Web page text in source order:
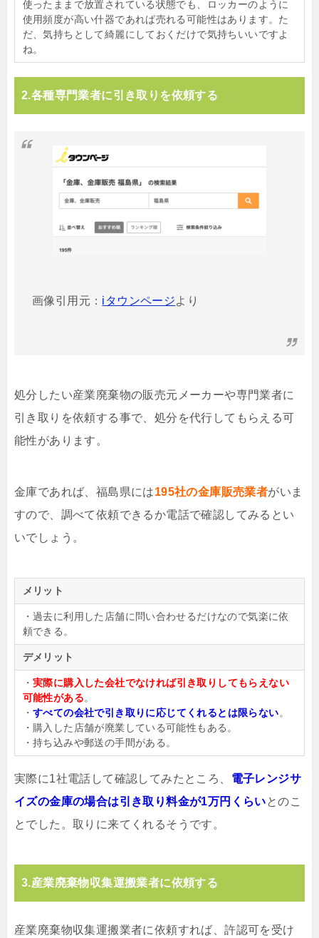
使ったままで放置されている状態でも、ロッカーのように
使用頻度が高い什器であれば売れる可能性はあります。た
だ、気持ちとして綺麗にしておくだけで気持ちいいですよ
ね。
2.各種専門業者に引き取りを依頼する
画像引用元： iタウンページより
処分したい産業廃棄物の販売元メーカーや専門業者に
引き取りを依頼する事で、処分を代行してもらえる可
能性があります。
金庫であれば、福島県には195社の金庫販売業者がいま
すので、調べて依頼できるか電話で確認してみるとい
いでしょう。
メリット
・過去に利用した店舗に問い合わせるだけなので気楽に依
頼できる。
デメリット
・ 実際に購入した会社でなければ引き取りしてもらえない
可能性がある。
・ すべての会社で引き取りに応じてくれるとは限らない。
・購入した店舗が廃業している可能性もある。
・持ち込みや郵送の手間がある。
実際に1社電話して確認してみたところ、 電子レンジサ
イズの金庫の場合は引き取り料金が1万円くらいとのこ
とでした。取りに来てくれるそうです。
3.産業廃棄物収集運搬業者に依頼する
産業廃棄物収集運搬業者に依頼すれば、許認可を受け